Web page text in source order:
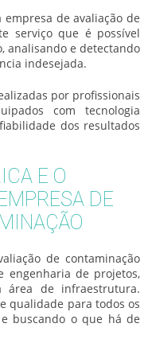
empresa de avaliação de
serviço que é possível
analisando e detectando
indesejada.
por profissionais
com tecnologia
dos resultados
E O
DE
de contaminação
engenharia de projetos,
área de infraestrutura.
qualidade para todos os
buscando o que há de